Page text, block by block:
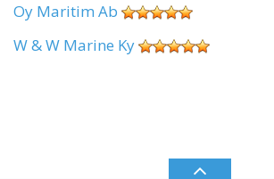
Oy Maritim Ab
W & W Marine Ky